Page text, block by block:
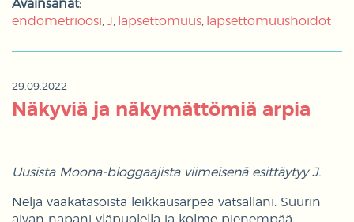
Avainsanat:
endometrioosi J lapsettomuus lapsettomuushoidot
29.09.2022
Näkyviä ja näkymättömiä arpia
Uusista Moona-bloggaajista viimeisenä esittäytyy J.
Neljä vaakatasoista leikkausarpea vatsallani. Suurin